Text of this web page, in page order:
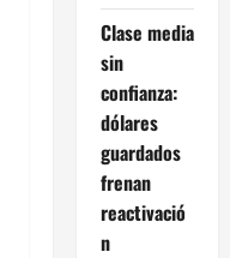
Clase media
sin
confianza:
dólares
guardados
frenan
reactivació
n